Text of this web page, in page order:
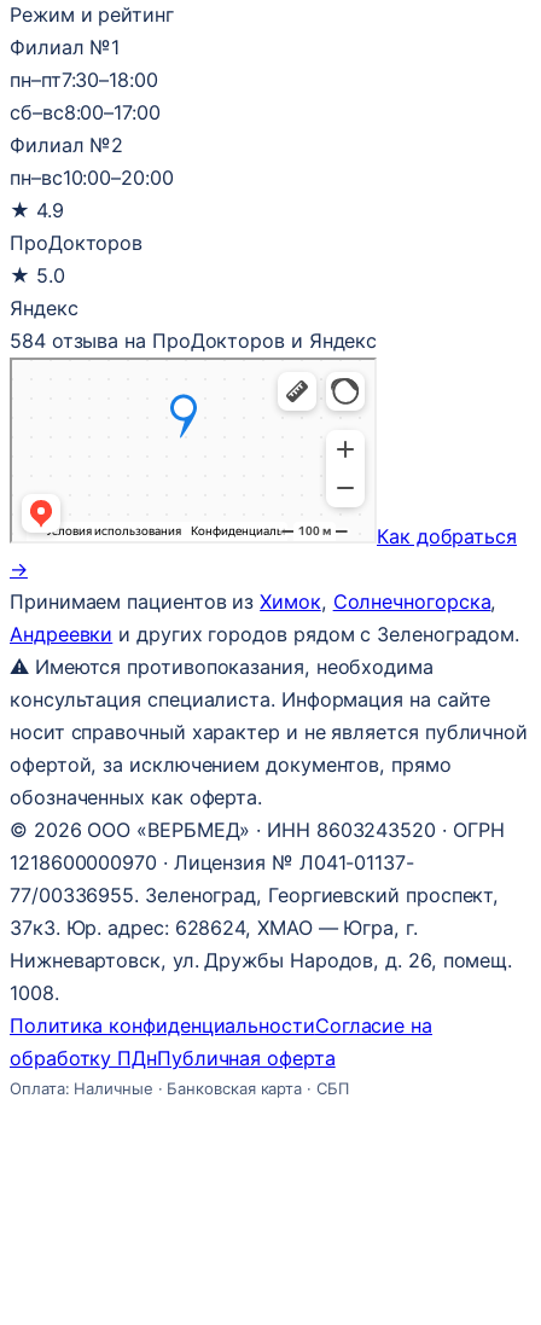
Режим и рейтинг
Филиал №1
пн–пт7:30–18:00
сб–вс8:00–17:00
Филиал №2
пн–вс10:00–20:00
★ 4.9
ПроДокторов
★ 5.0
Яндекс
584 отзыва на ПроДокторов и Яндекс
Как добраться
→
Принимаем пациентов изХимок, Солнечногорска,
Андреевки и других городов рядом с Зеленоградом.
⚠ Имеются противопоказания, необходима
консультация специалиста. Информация на сайте
носит справочный характер и не является публичной
офертой, за исключением документов, прямо
обозначенных как оферта.
© 2026 ООО «ВЕРБМЕД» · ИНН 8603243520 · ОГРН
1218600000970 · Лицензия № Л041-01137-
77/00336955. Зеленоград, Георгиевский проспект,
37к3. Юр. адрес: 628624, ХМАО — Югра, г.
Нижневартовск, ул. Дружбы Народов, д. 26, помещ.
1008.
Политика конфиденциальностиСогласие на
обработку ПДнПубличная оферта
Оплата: Наличные · Банковская карта · СБП